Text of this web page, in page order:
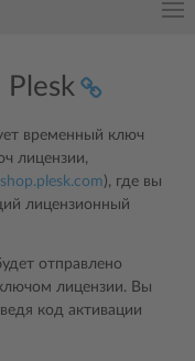
Plesk
временный ключ
лицензии,
shop.plesk.com), где вы
лицензионный
отправлено
лицензии. Вы
код активации